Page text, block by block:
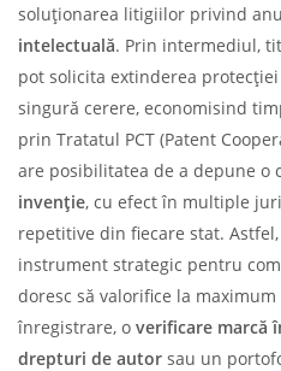
soluționarea litigiilor privind
intelectuală. Prin intermediul,
pot solicita extinderea
singură cerere, economisind
prin Tratatul PCT (Patent
are posibilitatea de a depune o
invenție, cu efect în multiple
repetitive din fiecare stat. Astfel,
instrument strategic pentru
doresc să valorifice la
înregistrare, o verificare marcă
drepturi de autor sau un